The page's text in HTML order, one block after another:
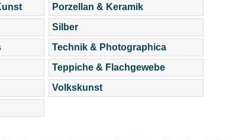
Porzellan & Keramik
Silber
Technik & Photographica
Teppiche & Flachgewebe
Volkskunst